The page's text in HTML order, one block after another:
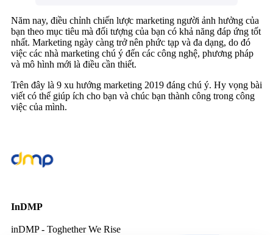
Năm nay, điều chỉnh chiến lược marketing người ảnh hưởng của
bạn theo mục tiêu mà đối tượng của bạn có khả năng đáp ứng tốt
nhất. Marketing ngày càng trở nên phức tạp và đa dạng, do đó
việc các nhà marketing chú ý đến các công nghệ, phương pháp
và mô hình mới là điều cần thiết.
Trên đây là 9 xu hướng marketing 2019 đáng chú ý. Hy vọng bài
viết có thể giúp ích cho bạn và chúc bạn thành công trong công
việc của mình.
InDMP
inDMP - Toghether We Rise